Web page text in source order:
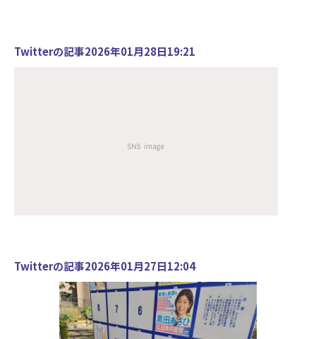
Twitterの記事2026年01月28日19:21
Twitterの記事2026年01月27日12:04